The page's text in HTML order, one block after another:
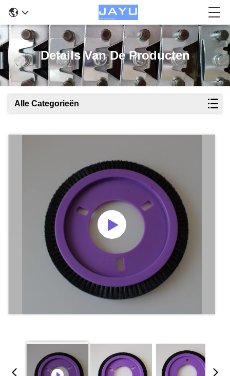
Details Van De Producten
Alle Categorieën